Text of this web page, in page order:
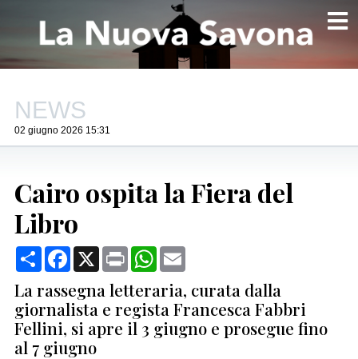
NEWS
02 giugno 2026 15:31
Cairo ospita la Fiera del
Libro
CondividiFacebook
X Print WhatsApp
Email
La rassegna letteraria, curata dalla
giornalista e regista Francesca Fabbri
Fellini, si apre il 3 giugno e prosegue fino
al 7 giugno